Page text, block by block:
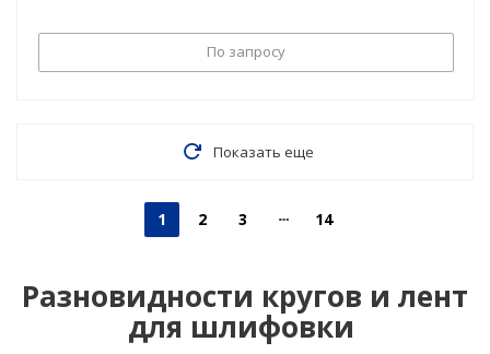
По запросу
Показать еще
1 2 3 14
Разновидности кругов и лент
для шлифовки